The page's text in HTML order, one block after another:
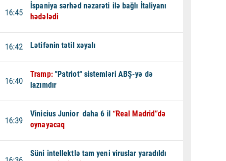
16:45
İspaniya sərhəd nəzarəti ilə bağlı İtaliyanı
hədələdi
16:42 Lətifənin tətil xəyalı
16:40
Tramp:"Patriot" sistemləri ABŞ-yə də
lazımdır
16:39
Vinicius Junior daha 6 il “Real Madrid”də
oynayacaq
Süni intellektlə tam yeni viruslar yaradıldı